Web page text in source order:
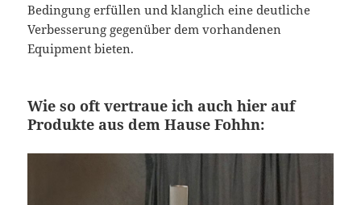
Bedingung erfüllen und klanglich eine deutliche
Verbesserung gegenüber dem vorhandenen
Equipment bieten.
Wie so oft vertraue ich auch hier auf
Produkte aus dem Hause Fohhn: